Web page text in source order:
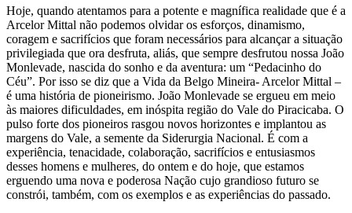
Hoje, quando atentamos para a potente e magnífica realidade que é a
Arcelor Mittal não podemos olvidar os esforços, dinamismo,
coragem e sacrifícios que foram necessários para alcançar a situação
privilegiada que ora desfruta, aliás, que sempre desfrutou nossa João
Monlevade, nascida do sonho e da aventura: um “Pedacinho do
Céu”. Por isso se diz que a Vida da Belgo Mineira- Arcelor Mittal –
é uma história de pioneirismo. João Monlevade se ergueu em meio
às maiores dificuldades, em inóspita região do Vale do Piracicaba. O
pulso forte dos pioneiros rasgou novos horizontes e implantou as
margens do Vale, a semente da Siderurgia Nacional. É com a
experiência, tenacidade, colaboração, sacrifícios e entusiasmos
desses homens e mulheres, do ontem e do hoje, que estamos
erguendo uma nova e poderosa Nação cujo grandioso futuro se
constrói, também, com os exemplos e as experiências do passado.